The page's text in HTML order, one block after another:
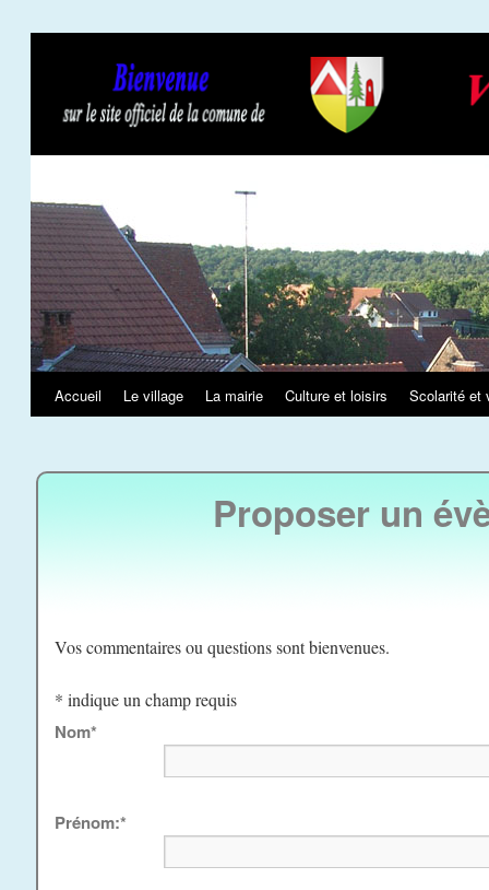
Aller
contenu
Accueil Le village La mairie Culture et loisirs Scolarité et
Proposer un
Vos commentaires ou questions sont bienvenues.
* indique un champ requis
Nom*
Prénom:*